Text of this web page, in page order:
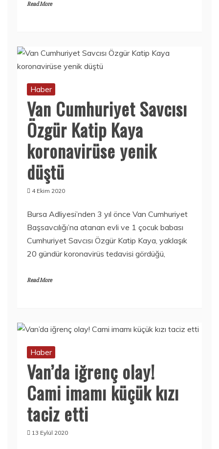
Read More
Haber
Van Cumhuriyet Savcısı
Özgür Katip Kaya
koronavirüse yenik
düştü
4 Ekim 2020
Bursa Adliyesi’nden 3 yıl önce Van Cumhuriyet
Başsavcılığı’na atanan evli ve 1 çocuk babası
Cumhuriyet Savcısı Özgür Katip Kaya, yaklaşık
20 gündür koronavirüs tedavisi gördüğü,
Read More
Haber
Van’da iğrenç olay!
Cami imamı küçük kızı
taciz etti
13 Eylül 2020